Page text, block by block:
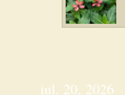
iul. 20, 2026